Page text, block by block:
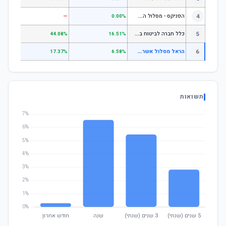
4 ה
פניקס - מסלול השקעה בניהול אישי 0.00%
—
5 כ
לל חברה לביטוח בע"מ כללי 16.51%
44.08%
6 ה
ראל מסלול אשראי ואג"ח 6.58%
17.37%
תשואות